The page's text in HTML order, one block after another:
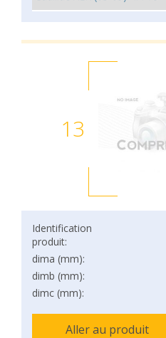
13
Identification
produit:
dima (mm):
dimb (mm):
dimc (mm):
Aller au produit